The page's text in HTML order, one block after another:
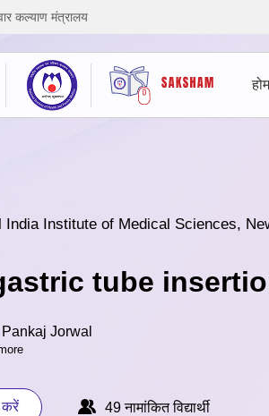
कल्याण मंत्रालय
होम
India Institute of Medical Sciences,
tube
Pankaj Jorwal
करें 49 नामांकित विद्यार्थी